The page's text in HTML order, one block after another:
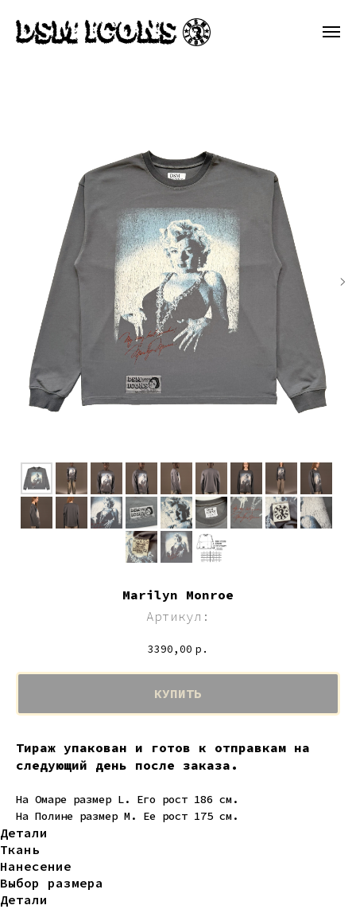
Marilyn Monroe
Артикул:
3390,00 р.
КУПИТЬ
Тираж упакован и готов к отправкам на
следующий день после заказа.
На Омаре размер L. Его рост 186 см.
На Полине размер M. Ее рост 175 см.
Детали
Ткань
Нанесение
Выбор размера
Детали